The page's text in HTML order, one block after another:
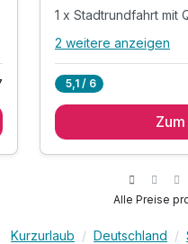
Alle
2 x reichhaltiges
Bimmelbahn*
ODER 1 x
inkl. Nutzung der
2 weitere anzeigen
5,1 / 6
Alle Preise
Kurzurlaub Deutschland